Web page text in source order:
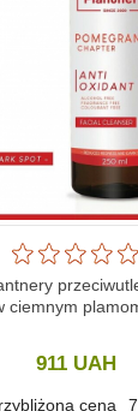
ciemnym
911 UAH
cena